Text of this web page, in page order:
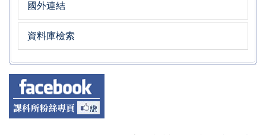
國外連結
資料庫檢索